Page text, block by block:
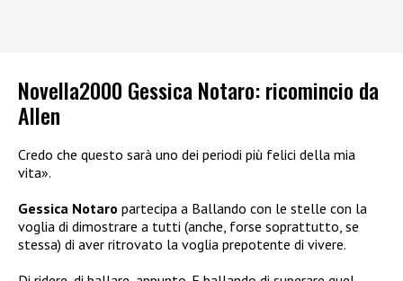
Novella2000 Gessica Notaro: ricomincio da
Allen
Credo che questo sarà uno dei periodi più felici della mia
vita».
Gessica Notaro partecipa a Ballando con le stelle con la
voglia di dimostrare a tutti (anche, forse soprattutto, se
stessa) di aver ritrovato la voglia prepotente di vivere.